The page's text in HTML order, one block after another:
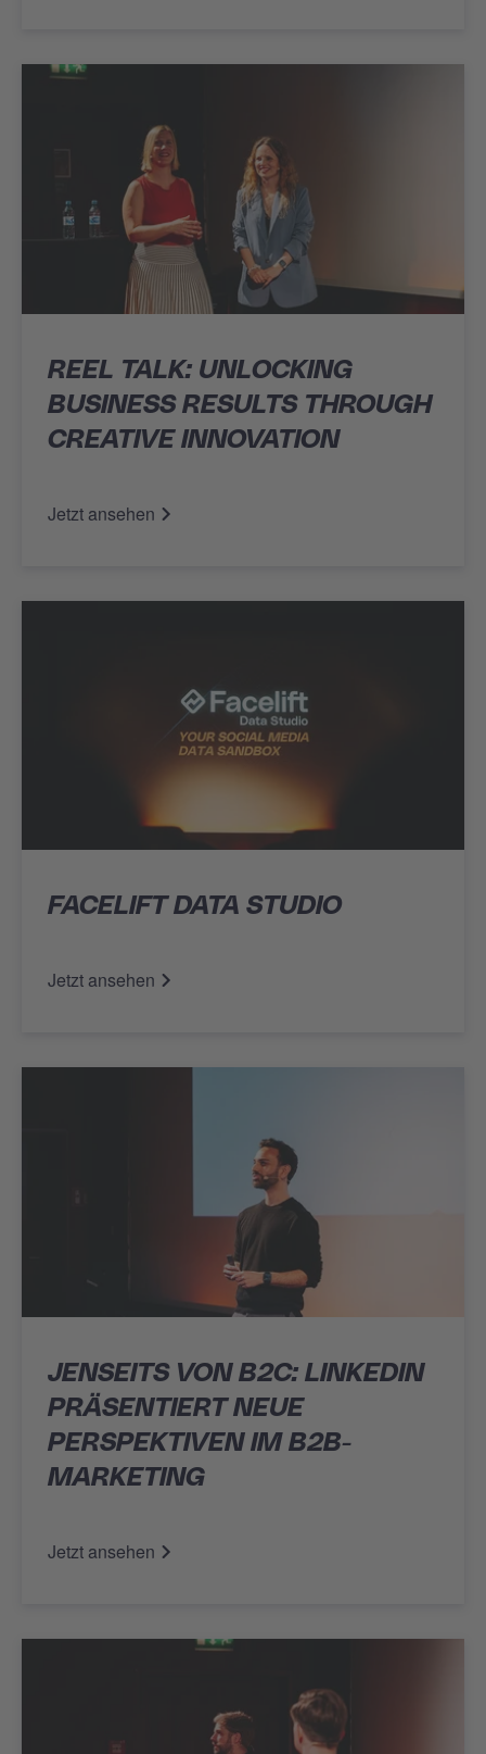
REEL TALK: UNLOCKING
BUSINESS RESULTS THROUGH
CREATIVE INNOVATION
Jetzt ansehen
FACELIFT DATA STUDIO
Jetzt ansehen
JENSEITS VON B2C: LINKEDIN
PRÄSENTIERT NEUE
PERSPEKTIVEN IM B2B-
MARKETING
Jetzt ansehen